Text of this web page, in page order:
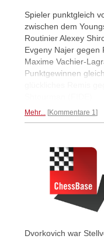
Spieler punktgleich
zwischen dem
Routinier Alexey
Evgeny Najer gegen
Maxime Vachier-
Punktgewinnen
Mehr... Kommentare 1
Dvorkovich war